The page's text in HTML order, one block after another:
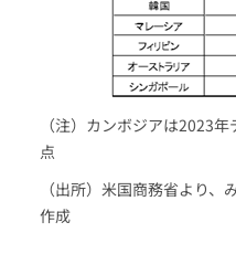
（注）カンボジアは2023
点
（出所）米国商務省より
作成